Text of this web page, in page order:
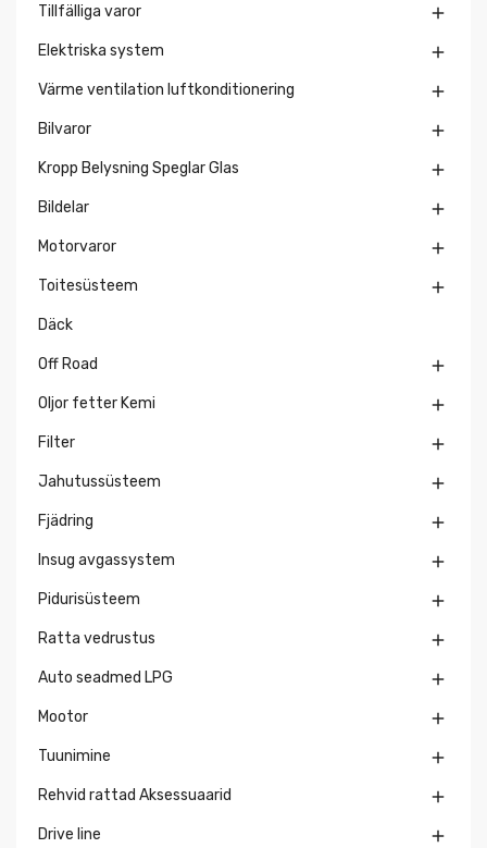
Tillfälliga varor 
Elektriska system 
Värme ventilation luftkonditionering 
Bilvaror 
Kropp Belysning Speglar Glas 
Bildelar 
Motorvaror 
Toitesüsteem 
Däck
Off Road 
Oljor fetter Kemi 
Filter 
Jahutussüsteem 
Fjädring 
Insug avgassystem 
Pidurisüsteem 
Ratta vedrustus 
Auto seadmed LPG 
Mootor 
Tuunimine 
Rehvid rattad Aksessuaarid 
Drive line 